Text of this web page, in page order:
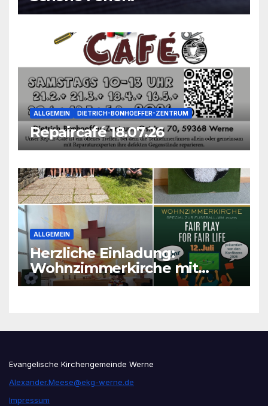
ALLGEMEIN DIETRICH-BONHOEFFER-ZENTRUM
Repaircafé 18.07.26
ALLGEMEIN
Herzliche Einladung:
Wohnzimmerkirche mit
unseren Konfis
Evangelische Kirchengemeinde Werne
Alexander.Meese@ekg-werne.de
Impressum